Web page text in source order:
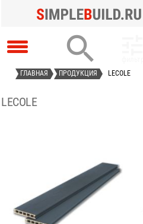

ГЛАВНАЯ ПРОДУКЦИЯ LECOLE
LECOLE